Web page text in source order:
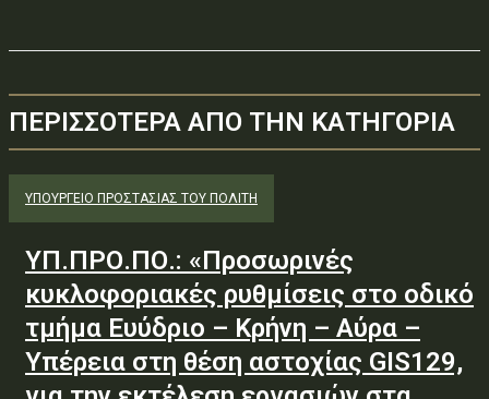
ΠΕΡΙΣΣΟΤΕΡΑ ΑΠΟ ΤΗΝ ΚΑΤΗΓΟΡΙΑ
ΥΠΟΥΡΓΕΊΟ ΠΡΟΣΤΑΣΊΑΣ ΤΟΥ ΠΟΛΊΤΗ
ΥΠ.ΠΡΟ.ΠΟ.: «Προσωρινές
κυκλοφοριακές ρυθμίσεις στο οδικό
τμήμα Ευύδριο – Κρήνη – Αύρα –
Υπέρεια στη θέση αστοχίας GIS129,